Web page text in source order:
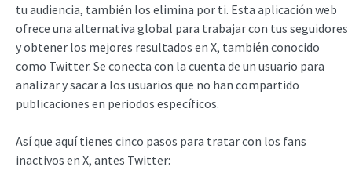
tu audiencia, también los elimina por ti. Esta aplicación web
ofrece una alternativa global para trabajar con tus seguidores
y obtener los mejores resultados en X, también conocido
como Twitter. Se conecta con la cuenta de un usuario para
analizar y sacar a los usuarios que no han compartido
publicaciones en periodos específicos.
Así que aquí tienes cinco pasos para tratar con los fans
inactivos en X, antes Twitter: